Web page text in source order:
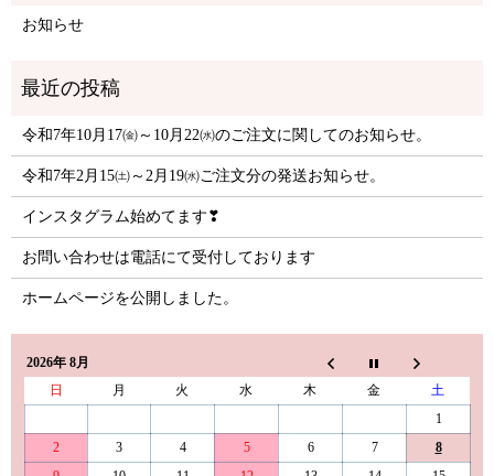
お知らせ
令和7年10月17㈮～10月22㈬のご注文に関してのお知らせ。
令和7年2月15㈯～2月19㈬ご注文分の発送お知らせ。
インスタグラム始めてます❣
お問い合わせは電話にて受付しております
ホームページを公開しました。
2026年 8月
日
月 火 水 木 金
土
1
2
3 4 5 6 7
8